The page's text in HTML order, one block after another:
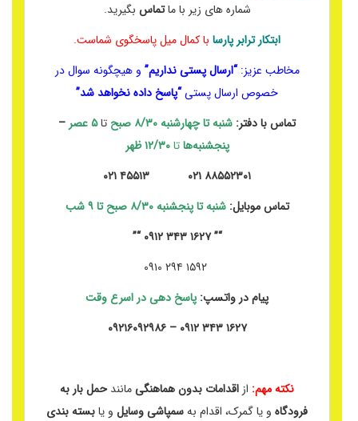
شماره های زیر با ماتماس بگیرید.
ابتکار ترابر پارسا با کمال میل پاسخگوی شماست.
مخاطب عزیز:“ارسال پستی نداریم” و هیچگونه سوال در
خصوص ارسال پستی“پاسخ داده نخواهد شد”
تماس با دفتر: شنبه تا چهارشنبه۸/۳۰ صبح تا۵ عصر
–
پنجشنبه‌هاتا۱۲/۳۰ ظهر
۸۸۵۵۲۳۰۱ ۰۲۱ ۴۵۵۱۳ ۰۲۱
تماس موبایل: شنبه تا پنجشنبه ۸/۳۰ صبح تا ۹ شب
“” ۱۶۲۷ ۳۴۳ ۰۹۱۲ “”
پیام در واتسپ: پاسخ دهی در اسرع وقت
۱۶۲۷ ۳۴۳ ۰۹۱۲ – ۰۹۲۱۶۰۹۲۹۸۶
نکته مهم: از اقدامات بدون هماهنگیمانندحمل بار به
فرودگاه و یا گمرک، اقدام بهسمپاشی وسایل و یابسته بندی